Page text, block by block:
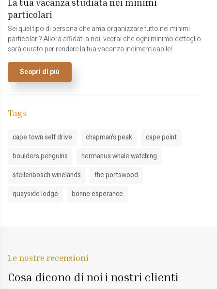
La tua vacanza studiata nei minimi
particolari
Sei quel tipo di persona che ama organizzare tutto nei minimi
particolari? Allora affidati a noi, vedrai che ogni minimo dettaglio
sarà curato per rendere la tua vacanza indimenticabile!
Scopri di più
Tags
cape town self drive chapman’s peak
cape point
boulders penguins
hermanus whale watching
stellenbosch winelands
the portswood
quayside lodge
bonne esperance
Le nostre recensioni
Cosa dicono di noi i nostri clienti